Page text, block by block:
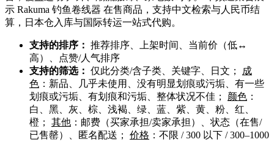
示 Rakuma 钓鱼卷线器 在售商品，支持中文检索与人民币结
算，日本仓入库与国际转运一站式代购。
支持的排序： 推荐排序、上架时间、当前价（低↔
高）、点赞/人气排序
支持的筛选： 仅此分类/含子类、关键字、 日文 ； 成
色 ：新品、几乎未使用、没有明显划痕或污垢、有一些
划痕或污垢、有划痕和污垢、整体状况不佳； 颜色 ：
白、黑、灰、棕、浅褐、绿、蓝、紫、黄、粉、红、
橙； 其他 ：邮费（买家承担/卖家承担）、状态（在售/
已售罄）、匿名配送； 价格 ：不限 / 300 以下 / 300–1000